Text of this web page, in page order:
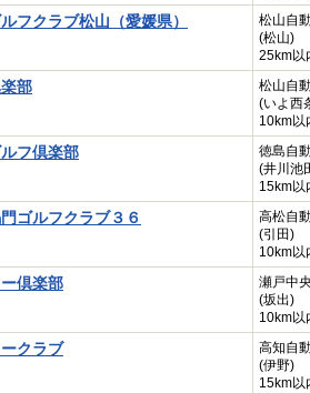
フクラブ松山（愛媛県）
松山自
(松山)
25km以
部
松山自
(いよ西
10km以
フ倶楽部
徳島自
(井川池
15km以
ゴルフクラブ３６
高松自
(引田)
10km以
倶楽部
瀬戸中
(坂出)
10km以
クラブ
高知自
(伊野)
15km以